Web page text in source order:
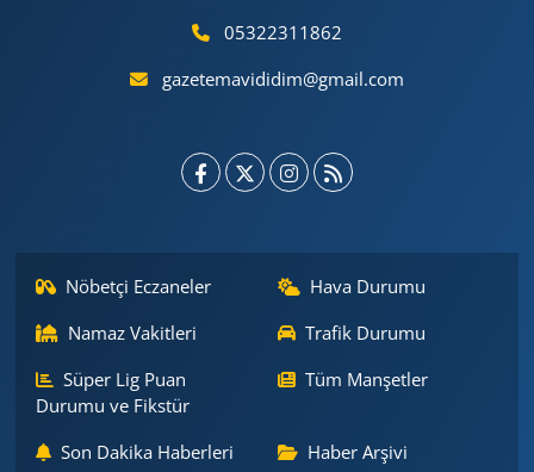
05322311862
gazetemavididim@gmail.com
Nöbetçi Eczaneler
Hava Durumu
Namaz Vakitleri
Trafik Durumu
Süper Lig Puan
Durumu ve Fikstür
Tüm Manşetler
Son Dakika Haberleri Haber Arşivi